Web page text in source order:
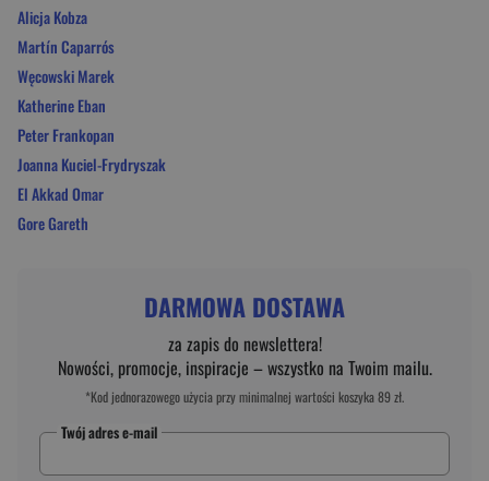
Alicja Kobza
Martín Caparrós
Węcowski Marek
Katherine Eban
Peter Frankopan
Joanna Kuciel-Frydryszak
El Akkad Omar
Gore Gareth
DARMOWA DOSTAWA
za zapis do newslettera!
Nowości, promocje, inspiracje – wszystko na Twoim mailu.
*Kod jednorazowego użycia przy minimalnej wartości koszyka 89 zł.
Twój adres e-mail